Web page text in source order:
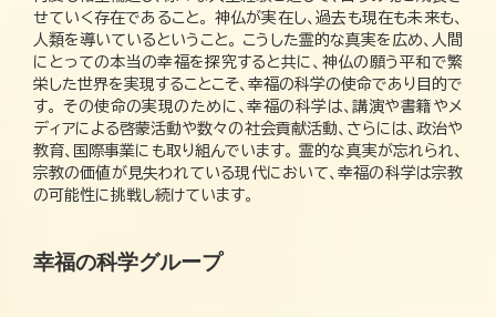
せていく存在であること。 神仏が実在し、過去も現在も未来も、
人類を導いているということ。 こうした霊的な真実を広め、人間
にとっての本当の幸福を探究すると共に、神仏の願う平和で繁
栄した世界を実現することこそ、幸福の科学の使命であり目的で
す。 その使命の実現のために、幸福の科学は、講演や書籍やメ
ディアによる啓蒙活動や数々の社会貢献活動、さらには、政治や
教育、国際事業にも取り組んでいます。 霊的な真実が忘れられ、
宗教の価値が見失われている現代において、幸福の科学は宗教
の可能性に挑戦し続けています。
幸福の科学グループ